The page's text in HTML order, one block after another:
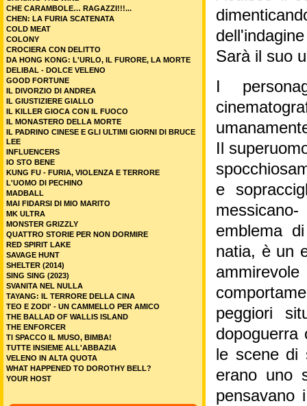
Sarà il suo
I
Il
e
emblema
natia, è un
peggiori
le scene di
erano uno
pensavano
CHE CARAMBOLE… RAGAZZI!!!...
CHEN: LA FURIA SCATENATA
COLD MEAT
COLONY
CROCIERA CON DELITTO
DA HONG KONG: L'URLO, IL FURORE, LA MORTE
DELIBAL - DOLCE VELENO
GOOD FORTUNE
IL DIVORZIO DI ANDREA
IL GIUSTIZIERE GIALLO
IL KILLER GIOCA CON IL FUOCO
IL MONASTERO DELLA MORTE
IL PADRINO CINESE E GLI ULTIMI GIORNI DI BRUCE
LEE
INFLUENCERS
IO STO BENE
KUNG FU - FURIA, VIOLENZA E TERRORE
L'UOMO DI PECHINO
MADBALL
MAI FIDARSI DI MIO MARITO
MK ULTRA
MONSTER GRIZZLY
QUATTRO STORIE PER NON DORMIRE
RED SPIRIT LAKE
SAVAGE HUNT
SHELTER (2014)
SING SING (2023)
SVANITA NEL NULLA
TAYANG: IL TERRORE DELLA CINA
TEO E ZODI' - UN CAMMELLO PER AMICO
THE BALLAD OF WALLIS ISLAND
THE ENFORCER
TI SPACCO IL MUSO, BIMBA!
TUTTE INSIEME ALL'ABBAZIA
VELENO IN ALTA QUOTA
WHAT HAPPENED TO DOROTHY BELL?
YOUR HOST